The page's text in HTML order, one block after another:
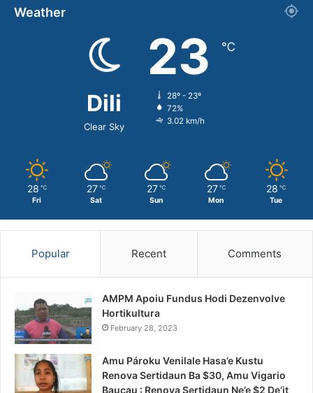
Weather
Dili
Clear Sky
23 ℃
28º - 23º
72%
3.02 km/h
28 ℃
Fri
27 ℃
Sat
27 ℃
Sun
27 ℃
Mon
28 ℃
Tue
Popular Recent Comments
AMPM Apoiu Fundus Hodi Dezenvolve
Hortikultura
February 28, 2023
Amu Pároku Venilale Hasa’e Kustu
Renova Sertidaun Ba $30, Amu Vigario
Baucau : Renova Sertidaun Ne’e $2 De’it